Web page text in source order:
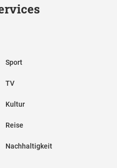
Sport
TV
Kultur
Reise
Nachhaltigkeit